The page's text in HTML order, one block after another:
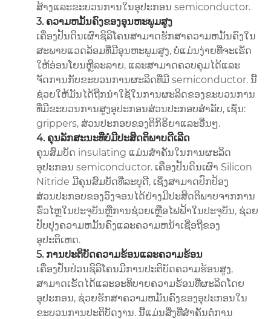
ສ້າງແລະຂະບວນການໃນອຸປະກອນ semiconductor.
3. ຄວາມຫມັ້ນຄົງຂອງອຸນຫະພູມສູງ
ເຄື່ອງປັ້ນດິນເຜົາຊິລິໂຄນສາມາດຮັກສາຄວາມຫມັ້ນຄົງໃນ
ສະພາບແວດລ້ອມທີ່ມີອຸນຫະພູມສູງ, ບໍ່ແມ່ນງ່າຍທີ່ຈະເຮັດ
ໃຫ້ອ່ອນໂຍນຫຼືລະລາຍ, ແລະສາມາດຄວບຄຸມໄດ້ແລະ
ຈັດການກັບຂະບວນການຜະລິດທີ່ມີ semiconductor. ນີ້
ຊ່ວຍໃຫ້ມັນໄດ້ຖືກນໍາໃຊ້ໃນການຜະລິດຂອງຂະບວນການ
ທີ່ມີຂະບວນການສູງອຸປະກອນສ່ວນປະກອບສໍາລັບ, ເຊັ່ນ:
grippers, ສ່ວນປະກອບຂອງຕິກິຣິຍາແລະອື່ນໆ.
4. ຄຸນລັກສະນະທີ່ບໍ່ມີປະສິດຕິພາບດີເລີດ
ຄຸນສົມບັດ insulating ແມ່ນສໍາຄັນໃນການຜະລິດ
ອຸປະກອນ semiconductor. ເຄື່ອງປັ້ນດິນເຜົາ Silicon
Nitride ມີຄຸນສົມບັດທີ່ລະບຸດີ, ເຊິ່ງສາມາດປົກປ້ອງ
ສ່ວນປະກອບຂອງວົງຈອນໄດ້ຢ່າງມີປະສິດຕິພາບຈາກການ
ຮົ່ວໄຫຼໃນປະຈຸບັນຫຼືການຊ່ວຍເຫຼືອໄຟຟ້າໃນປະຈຸບັນ, ຊ່ວຍ
ປັບປຸງຄວາມຫມັ້ນຄົງແລະຄວາມຫນ້າເຊື່ອຖືຂອງ
ອຸປະຕິເຫດ.
5. ການປະຕິບັດຄວາມຮ້ອນແລະຄວາມຮ້ອນ
ເຄື່ອງປັ່ນປ່ວນຊິລິໂຄນມີການປະຕິບັດຄວາມຮ້ອນສູງ,
ສາມາດເຮັດໄດ້ແລະອະທິບາຍຄວາມຮ້ອນທີ່ຜະລິດໂດຍ
ອຸປະກອນ, ຊ່ວຍຮັກສາຄວາມຫມັ້ນຄົງຂອງອຸປະກອນໃນ
ຂະບວນການປະຕິບັດງານ. ນີ້ແມ່ນສິ່ງທີ່ສໍາຄັນຕໍ່ການ